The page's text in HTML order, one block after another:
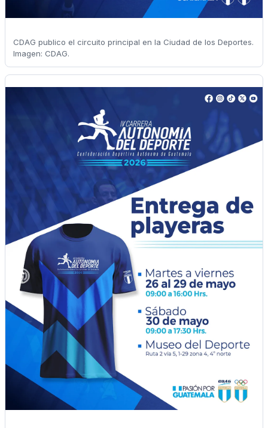
CDAG publico el circuito principal en la Ciudad de los Deportes.
Imagen: CDAG.